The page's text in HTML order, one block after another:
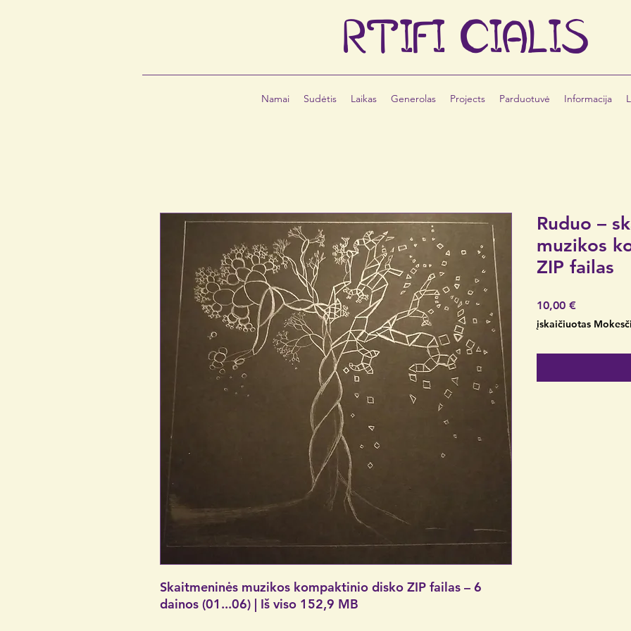
RTIFI CIALIS
Namai Sudėtis Laikas Generolas Projects Parduotuvė Informacija
Skaitmeninės muzikos kompaktinio disko ZIP failas – 6
dainos (01...06) | Iš viso 152,9 MB
Ruduo –
muzikos
ZIP failas
10,00 €
įskaičiuotas